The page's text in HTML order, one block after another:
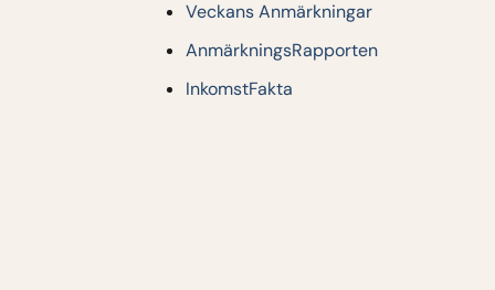
Veckans Anmärkningar
AnmärkningsRapporten
InkomstFakta